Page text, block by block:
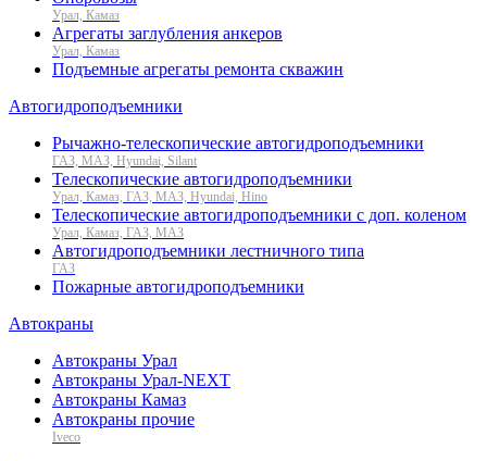
Урал, Камаз
Агрегаты заглубления анкеров
Урал, Камаз
Подъемные агрегаты ремонта скважин
Автогидроподъемники
Рычажно-телескопические автогидроподъемники
ГАЗ, МАЗ, Hyundai, Silant
Телескопические автогидроподъемники
Урал, Камаз, ГАЗ, МАЗ, Hyundai, Hino
Телескопические автогидроподъемники с доп. коленом
Урал, Камаз, ГАЗ, МАЗ
Автогидроподъемники лестничного типа
ГАЗ
Пожарные автогидроподъемники
Автокраны
Автокраны Урал
Автокраны Урал-NEXT
Автокраны Камаз
Автокраны прочие
Iveco